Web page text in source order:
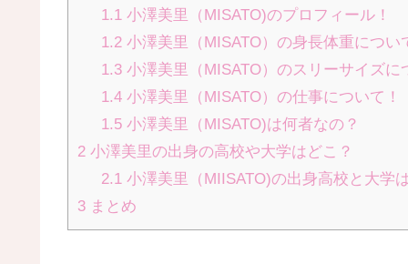
1.1小澤美里（MISATO)のプロフィール！
1.2小澤美里（MISATO）の身長体重につい
1.3小澤美里（MISATO）のスリーサイズに
1.4小澤美里（MISATO）の仕事について！
1.5小澤美里（MISATO)は何者なの？
2 小澤美里の出身の高校や大学はどこ？
2.1小澤美里（MIISATO)の出身高校と大学
3 まとめ